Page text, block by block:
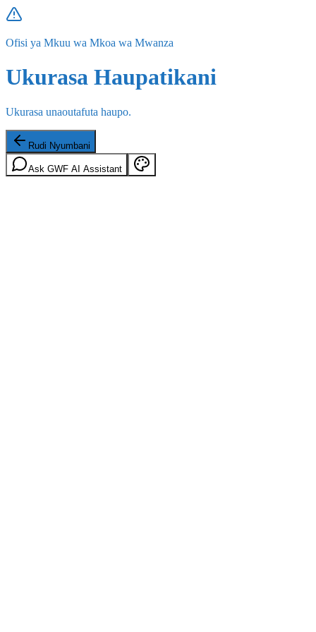
Ofisi ya Mkuu wa Mkoa wa Mwanza
Ukurasa Haupatikani
Ukurasa unaoutafuta haupo.
Rudi Nyumbani
Ask GWF AI Assistant